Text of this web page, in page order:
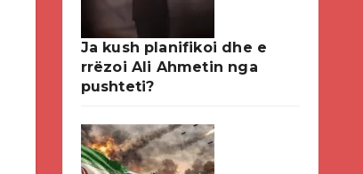
Ja kush planifikoi dhe e
rrëzoi Ali Ahmetin nga
pushteti?